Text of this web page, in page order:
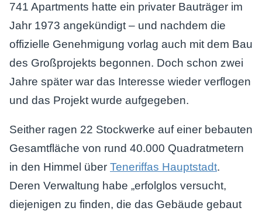
741 Apartments hatte ein privater Bauträger im
Jahr 1973 angekündigt – und nachdem die
offizielle Genehmigung vorlag auch mit dem Bau
des Großprojekts begonnen. Doch schon zwei
Jahre später war das Interesse wieder verflogen
und das Projekt wurde aufgegeben.
Seither ragen 22 Stockwerke auf einer bebauten
Gesamtfläche von rund 40.000 Quadratmetern
in den Himmel über Teneriffas Hauptstadt.
Deren Verwaltung habe „erfolglos versucht,
diejenigen zu finden, die das Gebäude gebaut